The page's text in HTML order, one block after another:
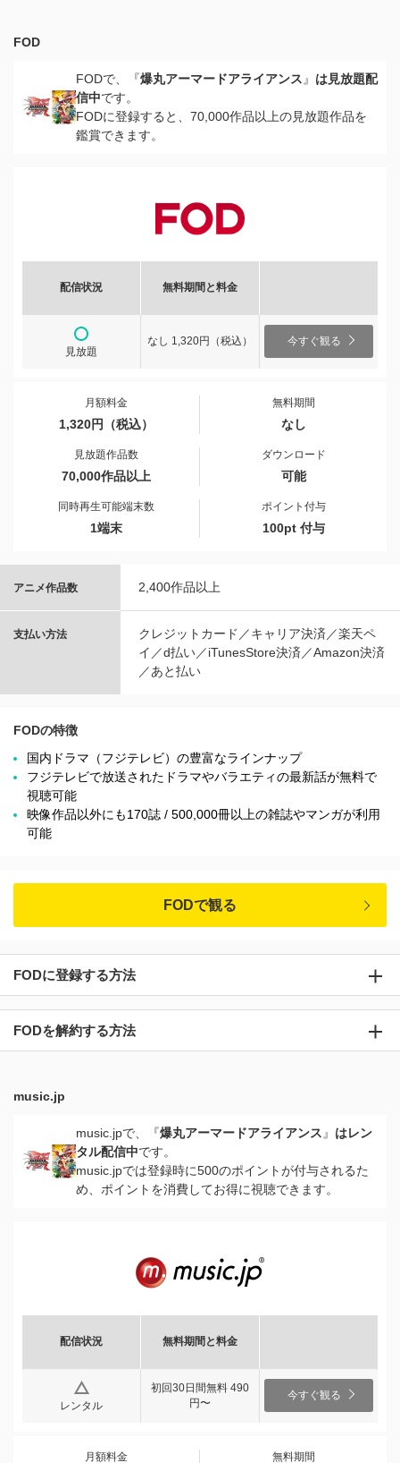
FOD
FODで、『爆丸アーマードアライアンス 』 は見放題配
信中です。
FODに登録すると、70,000作品以上の見放題作品を
鑑賞できます。
配信状況 無料期間と料金
見放題
なし 1,320円（税込） 今すぐ観る
月額料金
1,320円（税込）
無料期間
なし
見放題作品数
70,000作品以上
ダウンロード
可能
同時再生可能端末数
1端末
ポイント付与
100pt 付与
アニメ作品数 2,400作品以上
支払い方法
クレジットカード／キャリア決済／楽天ペ
イ／d払い／iTunesStore決済／Amazon決済
／あと払い
FODの特徴
国内ドラマ（フジテレビ）の豊富なラインナップ
フジテレビで放送されたドラマやバラエティの最新話が無料で
視聴可能
映像作品以外にも170誌 / 500,000冊以上の雑誌やマンガが利用
可能
FODで観る
FODに登録する方法
FODを解約する方法
music.jp
music.jpで、『爆丸アーマードアライアンス 』 はレン
タル配信中です。
music.jpでは登録時に500のポイントが付与されるた
め、ポイントを消費してお得に視聴できます。
配信状況 無料期間と料金
レンタル
初回30日間無料 490
円〜
今すぐ観る
月額料金 無料期間